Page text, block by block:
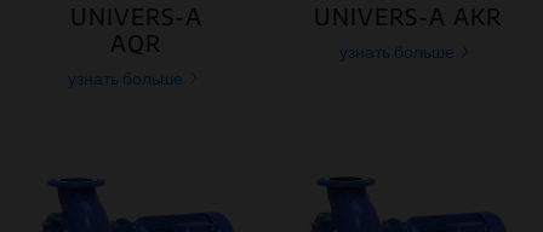
UNIVERS-A
AQR
узнать больше
UNIVERS-A AKR
узнать больше